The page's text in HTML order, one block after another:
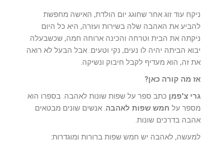
ניקח עוד זוג אחר שחוגג יום הולדת, האישה מחפשת
להביע את האהבה שלה בשירות ועזרה, היא כל היום
ניקתה את הבית וטרחה והכינה ארוחה חמה, שכשבעלה
יבוא הביתה יהיה לו נעים, נקי וטעים. אבל הבעל לא רואה
את זה, הוא מעדיף לקבל חיבוק ונשיקה.
אז מה קורה כאן?
גרי צ'פמן כתב ספר על שפות שונות לאהבה. בספרו הוא
מספר על חמש שפות לאהבה. אנשים שונים מבטאים
אהבה בדרכים שונות.
למעשה, לאהבה יש חמש שפות ברורות ומוגדרות: